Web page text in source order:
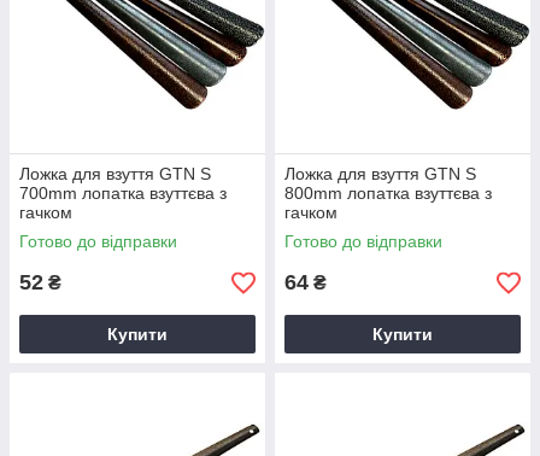
Ложка для взуття GTN S
700mm лопатка взуттєва з
гачком
Готово до відправки
52 ₴
Купити
Ложка для взуття GTN S
800mm лопатка взуттєва з
гачком
Готово до відправки
64 ₴
Купити